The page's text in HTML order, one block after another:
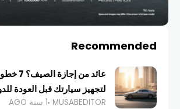
Recommended
عائد من
لتجهيز سيارتك قبل العودة
MUSABEDITOR 1 سنة AGO